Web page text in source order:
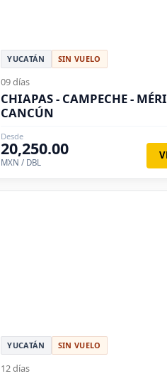
YUCATÁN SIN VUELO
09 días
CHIAPAS - CAMPECHE -
CANCÚN
Desde
20,250.00
MXN / DBL
YUCATÁN SIN VUELO
12 días